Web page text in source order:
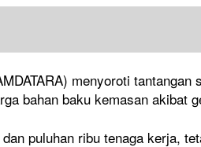
menyoroti tantangan
bahan baku kemasan akibat
puluhan ribu tenaga kerja,